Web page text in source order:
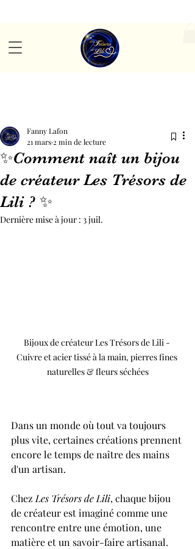
✨Comment naît un bijou
de créateur Les Trésors de
Lili ? ✨
Fanny Lafon
21 mars2 min de lecture
Dernière mise à jour : 3 juil.
Bijoux de créateur Les Trésors de Lili -
Cuivre et acier tissé à la main, pierres fines
naturelles & fleurs séchées
Dans un monde où tout va toujours
plus vite, certaines créations prennent
encore le temps de naître des mains
d'un artisan.
Chez Les Trésors de Lili, chaque bijou
de créateur est imaginé comme une
rencontre entre une émotion, une
matière et un savoir-faire artisanal.